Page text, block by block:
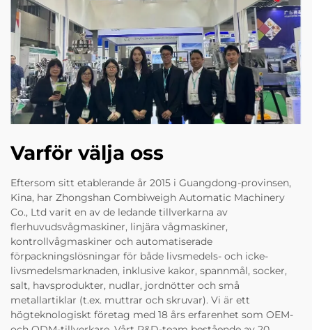
Varför välja oss
Eftersom sitt etablerande år 2015 i Guangdong-provinsen,
Kina, har Zhongshan Combiweigh Automatic Machinery
Co., Ltd varit en av de ledande tillverkarna av
flerhuvudsvågmaskiner, linjära vågmaskiner,
kontrollvågmaskiner och automatiserade
förpackningslösningar för både livsmedels- och icke-
livsmedelsmarknaden, inklusive kakor, spannmål, socker,
salt, havsprodukter, nudlar, jordnötter och små
metallartiklar (t.ex. muttrar och skruvar). Vi är ett
högteknologiskt företag med 18 års erfarenhet som OEM-